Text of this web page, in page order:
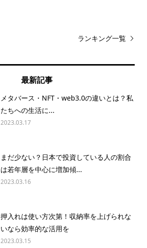
ランキング一覧
最新記事
メタバース・NFT・web3.0の違いとは？私
たちへの生活に...
2023.03.17
まだ少ない？日本で投資している人の割合
は若年層を中心に増加傾...
2023.03.16
押入れは使い方次第！収納率を上げられな
いなら効率的な活用を
2023.03.15